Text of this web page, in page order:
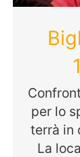
per lo
terrà in
La